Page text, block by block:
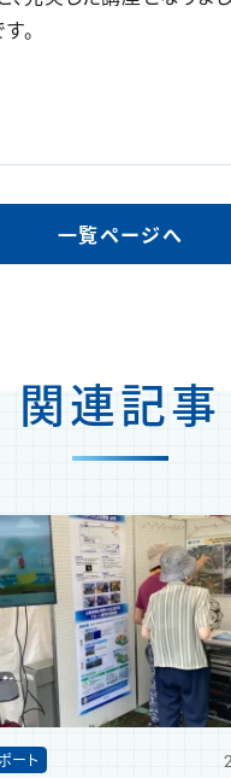
。
一覧ページへ
関連記事
ート